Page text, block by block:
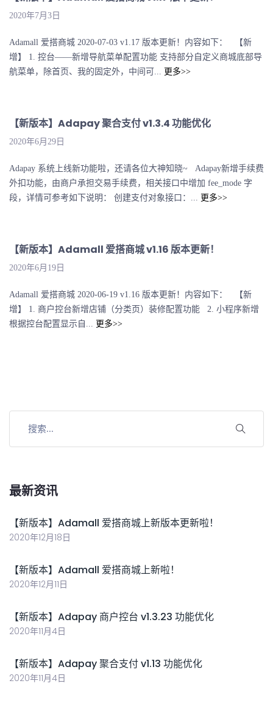
2020年7月3日
Adamall 爱搭商城 2020-07-03 v1.17 版本更新！内容如下： 【新
增】 1. 控台——新增导航菜单配置功能 支持部分自定义商城底部导
航菜单，除首页、我的固定外，中间可... 更多>>
【新版本】Adapay 聚合支付 v1.3.4 功能优化
2020年6月29日
Adapay 系统上线新功能啦，还请各位大神知晓~ Adapay新增手续费
外扣功能，由商户承担交易手续费，相关接口中增加 fee_mode 字
段，详情可参考如下说明： 创建支付对象接口：... 更多>>
【新版本】Adamall 爱搭商城 v1.16 版本更新！
2020年6月19日
Adamall 爱搭商城 2020-06-19 v1.16 版本更新！内容如下： 【新
增】 1. 商户控台新增店铺（分类页）装修配置功能 2. 小程序新增
根据控台配置显示自... 更多>>
最新资讯
【新版本】Adamall 爱搭商城上新版本更新啦！
2020年12月18日
【新版本】Adamall 爱搭商城上新啦！
2020年12月11日
【新版本】Adapay 商户控台 v1.3.23 功能优化
2020年11月4日
【新版本】Adapay 聚合支付 v1.13 功能优化
2020年11月4日